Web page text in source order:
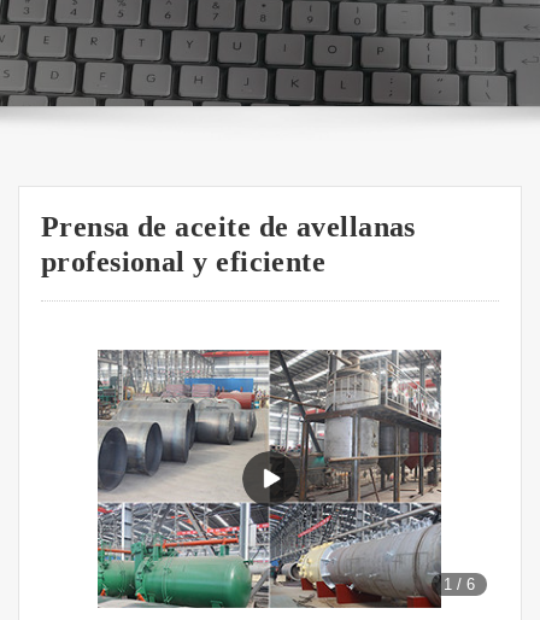
Prensa de aceite de avellanas
profesional y eficiente
1 /6